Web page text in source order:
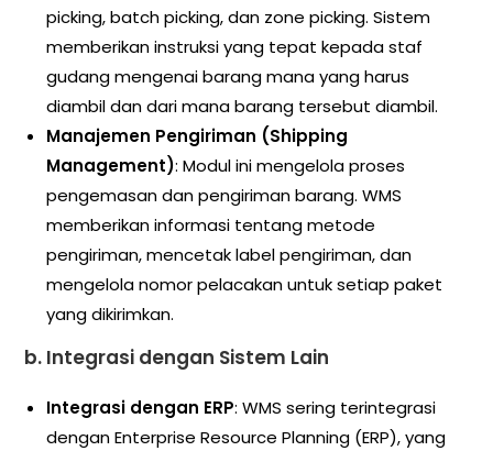
picking, batch picking, dan zone picking. Sistem
memberikan instruksi yang tepat kepada staf
gudang mengenai barang mana yang harus
diambil dan dari mana barang tersebut diambil.
Manajemen Pengiriman (Shipping
Management): Modul ini mengelola proses
pengemasan dan pengiriman barang. WMS
memberikan informasi tentang metode
pengiriman, mencetak label pengiriman, dan
mengelola nomor pelacakan untuk setiap paket
yang dikirimkan.
b. Integrasi dengan Sistem Lain
Integrasi dengan ERP: WMS sering terintegrasi
dengan Enterprise Resource Planning (ERP), yang